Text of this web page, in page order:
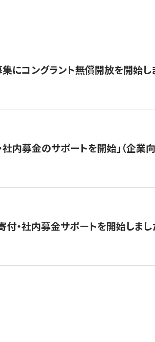
コングラント無償開放を開始し
内募金のサポートを開始」（企業向
社内募金サポートを開始しまし